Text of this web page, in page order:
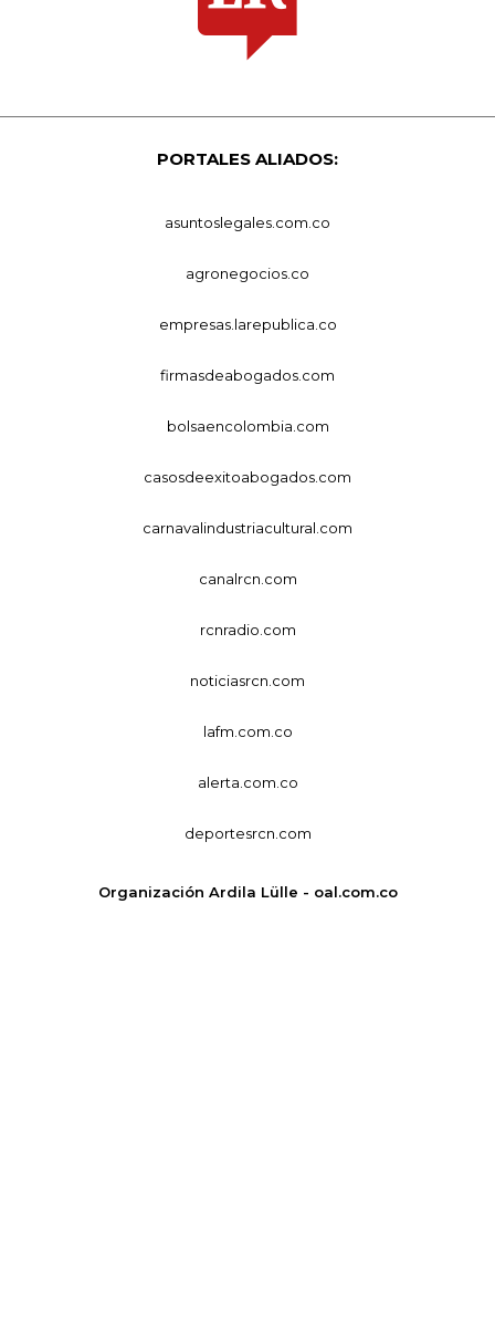
PORTALES ALIADOS:
asuntoslegales.com.co
agronegocios.co
empresas.larepublica.co
firmasdeabogados.com
bolsaencolombia.com
casosdeexitoabogados.com
carnavalindustriacultural.com
canalrcn.com
rcnradio.com
noticiasrcn.com
lafm.com.co
alerta.com.co
deportesrcn.com
Organización Ardila Lülle - oal.com.co